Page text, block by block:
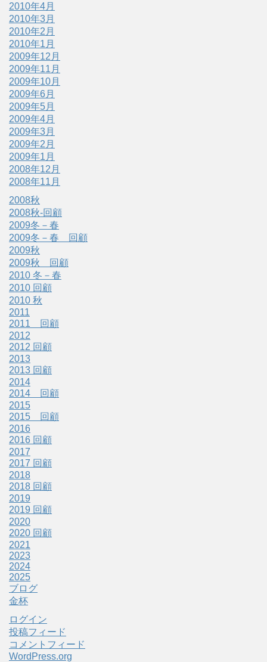
2010年4月
2010年3月
2010年2月
2010年1月
2009年12月
2009年11月
2009年10月
2009年6月
2009年5月
2009年4月
2009年3月
2009年2月
2009年1月
2008年12月
2008年11月
2008秋
2008秋-回顧
2009冬－春
2009冬－春 回顧
2009秋
2009秋 回顧
2010 冬－春
2010 回顧
2010 秋
2011
2011 回顧
2012
2012 回顧
2013
2013 回顧
2014
2014 回顧
2015
2015 回顧
2016
2016 回顧
2017
2017 回顧
2018
2018 回顧
2019
2019 回顧
2020
2020 回顧
2021
2023
2024
2025
ブログ
金杯
ログイン
投稿フィード
コメントフィード
WordPress.org